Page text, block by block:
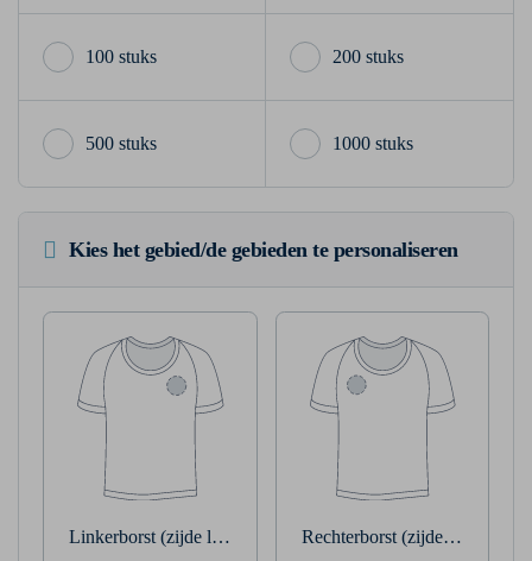
100 stuks 200 stuks
500 stuks 1000 stuks
Kies het gebied/de gebieden te personaliseren
Linkerborst (zijde linkerarm) Rechterborst (zijde